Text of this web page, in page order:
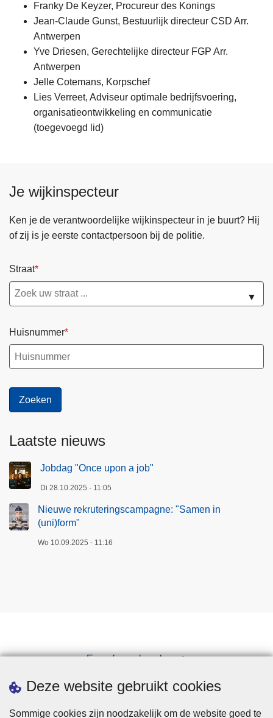
Deze website gebruikt cookies
Sommige cookies zijn noodzakelijk om de website goed te
Franky De Keyzer, Procureur des Konings
Jean-Claude Gunst, Bestuurlijk directeur CSD Arr.
Antwerpen
Yve Driesen, Gerechtelijke directeur FGP Arr.
Antwerpen
Jelle Cotemans, Korpschef
Lies Verreet, Adviseur optimale bedrijfsvoering,
organisatieontwikkeling en communicatie
(toegevoegd lid)
Je wijkinspecteur
Ken je de verantwoordelijke wijkinspecteur in je buurt? Hij
of zij is je eerste contactpersoon bij de politie.
Straat
▼
Huisnummer
Laatste nieuws
Jobdag "Once upon a job"
Di 28.10.2025 - 11:05
Nieuwe rekruteringscampagne: "Samen in
(uni)form"
Wo 10.09.2025 - 11:16
Een afspraak maken
Downloads